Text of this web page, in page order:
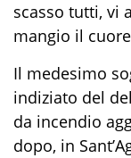
scasso tutti, vi
mangio il cuore
Il medesimo
indiziato del
da incendio
dopo, in